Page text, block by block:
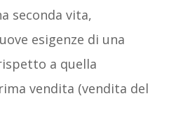
seconda vita,
esigenze di una
a quella
vendita (vendita del